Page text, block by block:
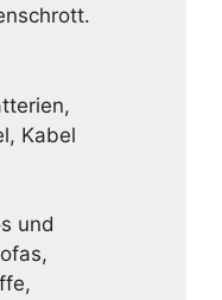
Kabel
und